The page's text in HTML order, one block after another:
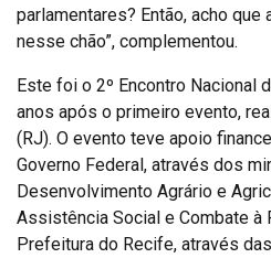
parlamentares? Então, acho
nesse chão”, complementou.
Este foi o 2º Encontro Nacional
anos após o primeiro evento,
(RJ). O evento teve apoio
Governo Federal, através dos
Desenvolvimento Agrário e
Assistência Social e Combate à
Prefeitura do Recife, através